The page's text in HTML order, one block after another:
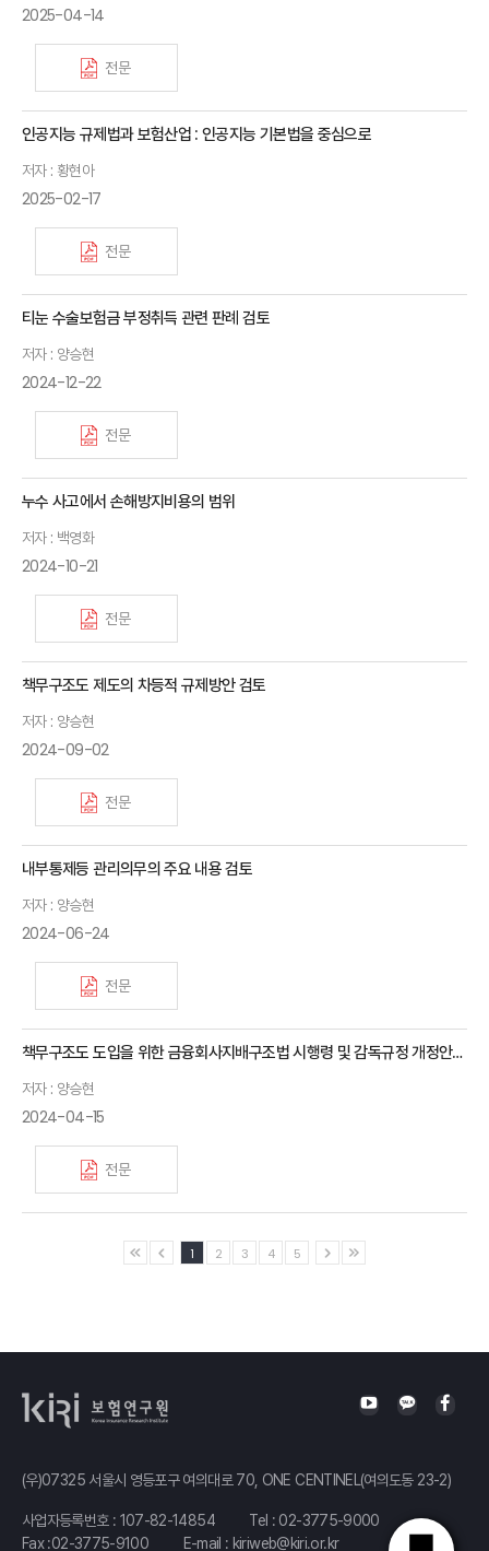
2025-04-14
전문
인공지능 규제법과 보험산업 : 인공지능 기본법을 중심으로
저자 : 황현아
2025-02-17
전문
티눈 수술보험금 부정취득 관련 판례 검토
저자 : 양승현
2024-12-22
전문
누수 사고에서 손해방지비용의 범위
저자 : 백영화
2024-10-21
전문
책무구조도 제도의 차등적 규제방안 검토
저자 : 양승현
2024-09-02
전문
내부통제등 관리의무의 주요 내용 검토
저자 : 양승현
2024-06-24
전문
책무구조도 도입을 위한 금융회사지배구조법 시행령 및 감독규정 개정안의 주요 내용
저자 : 양승현
2024-04-15
전문
1 2 3 4 5
(우)07325 서울시 영등포구 여의대로 70, ONE CENTINEL(여의도동 23-2)
사업자등록번호 : 107-82-14854 Tel : 02-3775-9000
Fax :02-3775-9100
E-mail : kiriweb@kiri.or.kr